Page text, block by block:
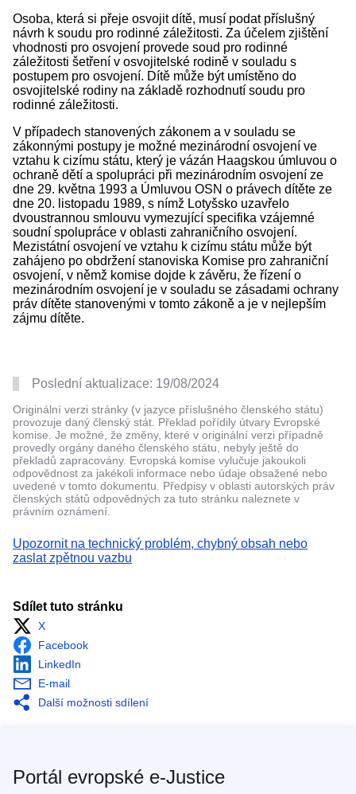
Osoba, která si přeje osvojit dítě, musí podat příslušný
návrh k soudu pro rodinné záležitosti. Za účelem zjištění
vhodnosti pro osvojení provede soud pro rodinné
záležitosti šetření v osvojitelské rodině v souladu s
postupem pro osvojení. Dítě může být umístěno do
osvojitelské rodiny na základě rozhodnutí soudu pro
rodinné záležitosti.
V případech stanovených zákonem a v souladu se
zákonnými postupy je možné mezinárodní osvojení ve
vztahu k cizímu státu, který je vázán Haagskou úmluvou o
ochraně dětí a spolupráci při mezinárodním osvojení ze
dne 29. května 1993 a Úmluvou OSN o právech dítěte ze
dne 20. listopadu 1989, s nímž Lotyšsko uzavřelo
dvoustrannou smlouvu vymezující specifika vzájemné
soudní spolupráce v oblasti zahraničního osvojení.
Mezistátní osvojení ve vztahu k cizímu státu může být
zahájeno po obdržení stanoviska Komise pro zahraniční
osvojení, v němž komise dojde k závěru, že řízení o
mezinárodním osvojení je v souladu se zásadami ochrany
práv dítěte stanovenými v tomto zákoně a je v nejlepším
zájmu dítěte.
Poslední aktualizace: 19/08/2024
Originální verzi stránky (v jazyce příslušného členského státu)
provozuje daný členský stát. Překlad pořídily útvary Evropské
komise. Je možné, že změny, které v originální verzi případně
provedly orgány daného členského státu, nebyly ještě do
překladů zapracovány. Evropská komise vylučuje jakoukoli
odpovědnost za jakékoli informace nebo údaje obsažené nebo
uvedené v tomto dokumentu. Předpisy v oblasti autorských práv
členských států odpovědných za tuto stránku naleznete v
právním oznámení.
Upozornit na technický problém, chybný obsah nebo
zaslat zpětnou vazbu
Sdílet tuto stránku
X
Facebook
LinkedIn
E-mail
Další možnosti sdílení
Portál evropské e-Justice